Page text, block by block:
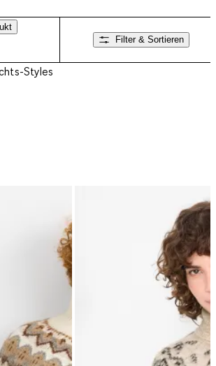
Filter & Sortieren
Styles